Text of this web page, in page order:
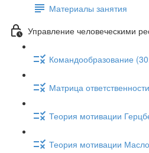
Материалы занятия
Управление человеческими
Командообразование
Матрица
Теория мотивации
Теория мотивации